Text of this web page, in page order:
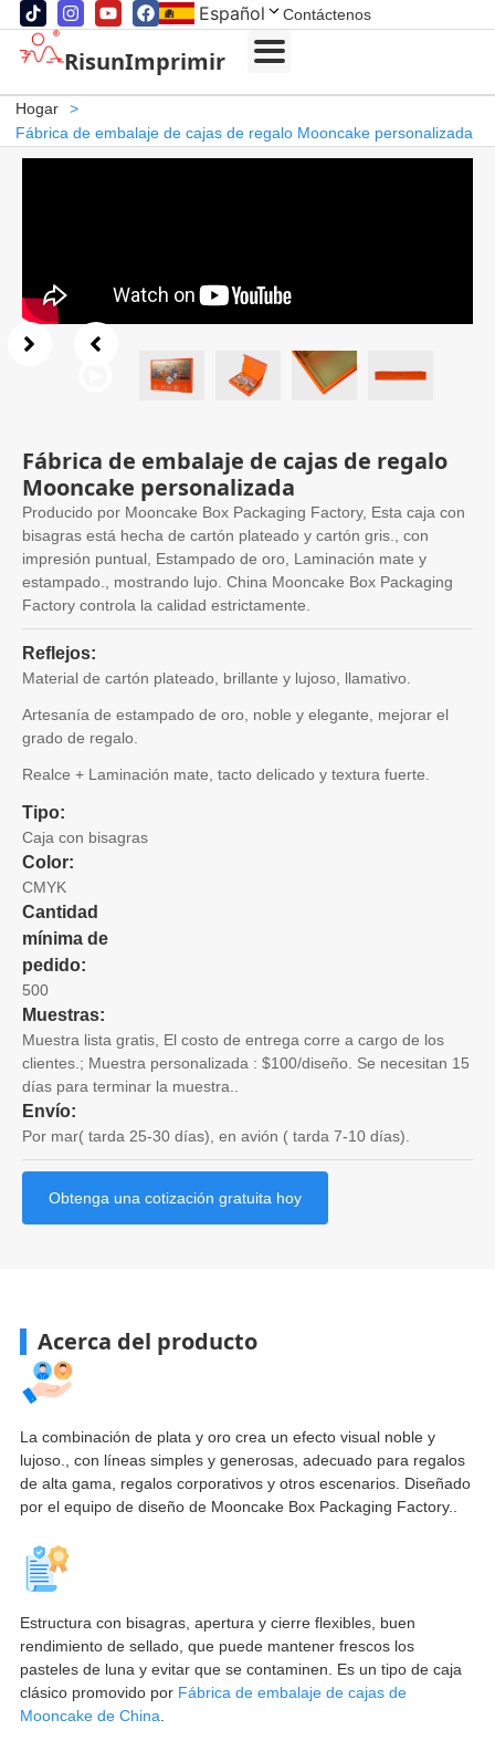
Español Contáctenos
RisunImprimir
Hogar
>
Fábrica de embalaje de cajas de regalo Mooncake personalizada
Fábrica de embalaje de cajas de regalo
Mooncake personalizada
Producido por Mooncake Box Packaging Factory, Esta caja con
bisagras está hecha de cartón plateado y cartón gris., con
impresión puntual, Estampado de oro, Laminación mate y
estampado., mostrando lujo. China Mooncake Box Packaging
Factory controla la calidad estrictamente.
Reflejos:
Material de cartón plateado, brillante y lujoso, llamativo.
Artesanía de estampado de oro, noble y elegante, mejorar el
grado de regalo.
Realce + Laminación mate, tacto delicado y textura fuerte.
Tipo:
Caja con bisagras
Color:
CMYK
Cantidad
mínima de
pedido:
500
Muestras:
Muestra lista gratis, El costo de entrega corre a cargo de los
clientes.; Muestra personalizada : $100/diseño. Se necesitan 15
días para terminar la muestra..
Envío:
Por mar( tarda 25-30 días), en avión ( tarda 7-10 días).
Obtenga una cotización gratuita hoy
Acerca del producto
La combinación de plata y oro crea un efecto visual noble y
lujoso., con líneas simples y generosas, adecuado para regalos
de alta gama, regalos corporativos y otros escenarios. Diseñado
por el equipo de diseño de Mooncake Box Packaging Factory..
Estructura con bisagras, apertura y cierre flexibles, buen
rendimiento de sellado, que puede mantener frescos los
pasteles de luna y evitar que se contaminen. Es un tipo de caja
clásico promovido por Fábrica de embalaje de cajas de
Mooncake de China